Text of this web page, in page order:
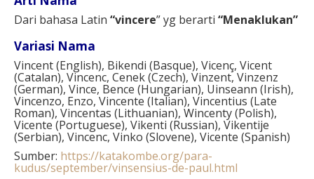
Dari bahasa Latin “vincere” yg berarti “Menaklukan”
Variasi Nama
Vincent (English), Bikendi (Basque), Vicenç, Vicent
(Catalan), Vincenc, Cenek (Czech), Vinzent, Vinzenz
(German), Vince, Bence (Hungarian), Uinseann (Irish),
Vincenzo, Enzo, Vincente (Italian), Vincentius (Late
Roman), Vincentas (Lithuanian), Wincenty (Polish),
Vicente (Portuguese), Vikenti (Russian), Vikentije
(Serbian), Vincenc, Vinko (Slovene), Vicente (Spanish)
Sumber: https://katakombe.org/para-
kudus/september/vinsensius-de-paul.html